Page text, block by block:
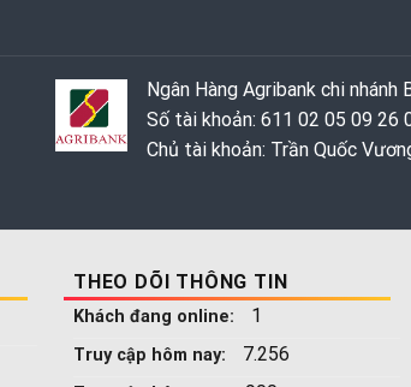
Ngân Hàng Agribank chi nhánh
Số tài khoản: 611 02 05 09 26
Chủ tài khoản: Trần Quốc
THEO DÕI THÔNG TIN
Khách đang online: 1
Truy cập hôm nay: 7.256